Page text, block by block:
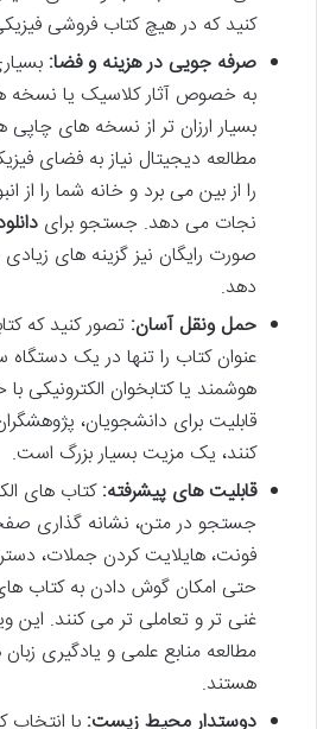
کنید که در هیچ کتاب فروشی
صرفه جویی در هزینه و فضا:
به خصوص آثار کلاسیک یا نسخه
بسیار ارزان تر از نسخه های چاپی
مطالعه دیجیتال نیاز به فضای
را از بین می برد و خانه شما را از
نجات می دهد. جستجو برای
صورت رایگان نیز گزینه های
دهد.
حمل ونقل آسان: تصور کنید که
عنوان کتاب را تنها در یک
هوشمند یا کتابخوان الکترونیکی
قابلیت برای دانشجویان،
کنند، یک مزیت بسیار بزرگ است.
قابلیت های پیشرفته:کتاب های
جستجو در متن، نشانه گذاری
فونت، هایلایت کردن جملات،
حتی امکان گوش دادن به کتاب
غنی تر و تعاملی تر می کنند.
مطالعه منابع علمی و یادگیری
هستند.
دوستدار محیط زیست: با انتخاب